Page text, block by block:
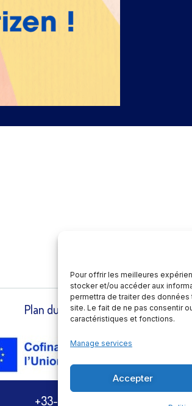
Pour offrir les meilleures
stocker et/ou accéder aux
permettra de traiter des
site. Le fait de ne pas consentir
caractéristiques et fonctions.
Manage services
Accepter
Plan du site Contact
+33-(0)6 84 54 37 64